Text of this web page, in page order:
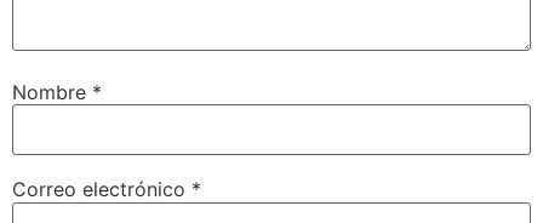
Nombre *
Correo electrónico *